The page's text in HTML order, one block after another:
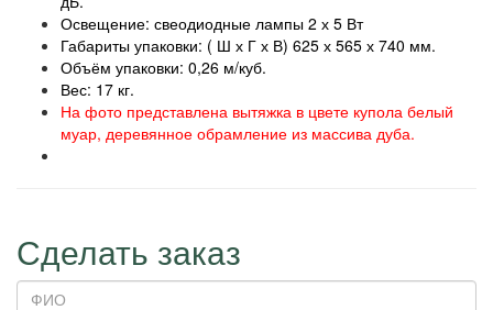
Освещение: свеодиодные лампы 2 х 5 Вт
Габариты упаковки: ( Ш х Г х В) 625 х 565 х 740 мм.
Объём упаковки: 0,26 м/куб.
Вес: 17 кг.
На фото представлена вытяжка в цвете купола белый
муар, деревянное обрамление из массива дуба.
Сделать заказ
ФИО